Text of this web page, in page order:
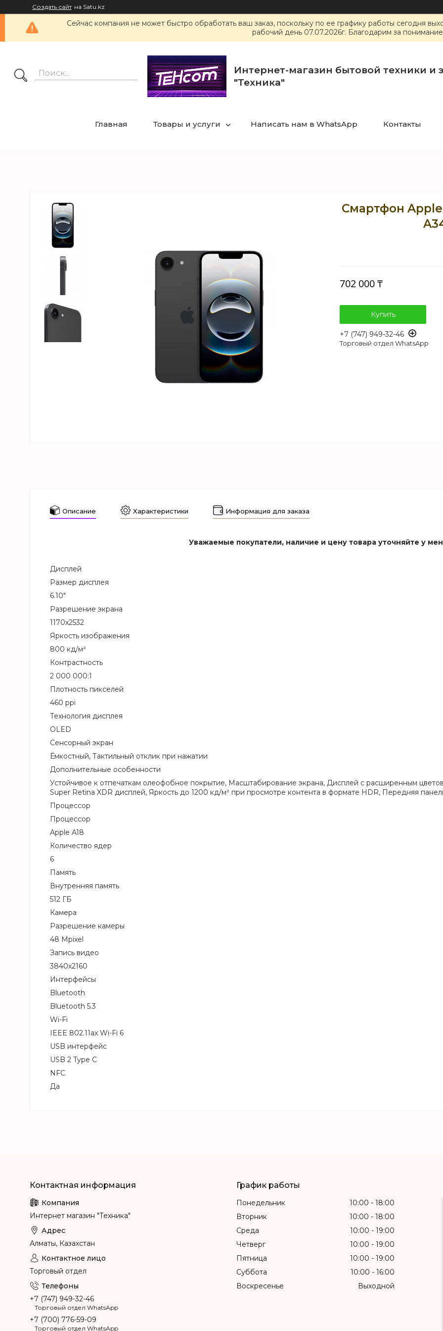
Создать сайт на Satu.kz
Сейчас компания не может быстро обработать ваш заказ, поскольку по ее графику работы сегодня
рабочий день 07.07.2026г. Благодарим за
Интернет-магазин бытовой техники и
"Техника"
Главная Товары и услуги Написать нам в WhatsApp Контакты
Смартфон Apple
702 000 ₸
Купить
+7 (747) 949-32-46
Торговый отдел WhatsApp
Описание Характеристики Информация для заказа
Уважаемые покупатели, наличие и цену товара уточняйте у
Дисплей
Размер дисплея
6.10"
Разрешение экрана
1170x2532
Яркость изображения
800 кд/м²
Контрастность
2 000 000:1
Плотность пикселей
460 ppi
Технология дисплея
OLED
Сенсорный экран
Ёмкостный, Тактильный отклик при нажатии
Дополнительные особенности
Устойчивое к отпечаткам олеофобное покрытие, Масштабирование экрана, Дисплей с расширенным
Super Retina XDR дисплей, Яркость до 1200 кд/м² при просмотре контента в формате HDR, Передняя
Процессор
Процессор
Apple A18
Количество ядер
6
Память
Внутренняя память
512 ГБ
Камера
Разрешение камеры
48 Mpixel
Запись видео
3840x2160
Интерфейсы
Bluetooth
Bluetooth 5.3
Wi-Fi
IEEE 802.11ax Wi-Fi 6
USB интерфейс
USB 2 Type C
NFC
Да
Интернет магазин "Техника"
Алматы, Казахстан
Торговый отдел
+7 (747) 949-32-46
Торговый отдел WhatsApp
+7 (700) 776-59-09
Торговый отдел WhatsApp
График работы
Понедельник 10:00
18:00
Вторник
10:00
18:00
Среда
10:00
19:00
Четверг
10:00
19:00
Пятница
10:00
19:00
Суббота
10:00
16:00
Воскресенье
Выходной